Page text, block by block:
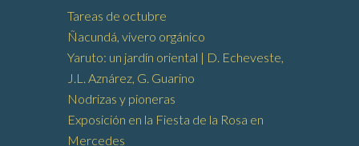
Tareas de octubre
Ñacundá, vivero orgánico
Yaruto: un jardín oriental | D. Echeveste,
J.L. Aznárez, G. Guarino
Nodrizas y pioneras
Exposición en la Fiesta de la Rosa en
Mercedes